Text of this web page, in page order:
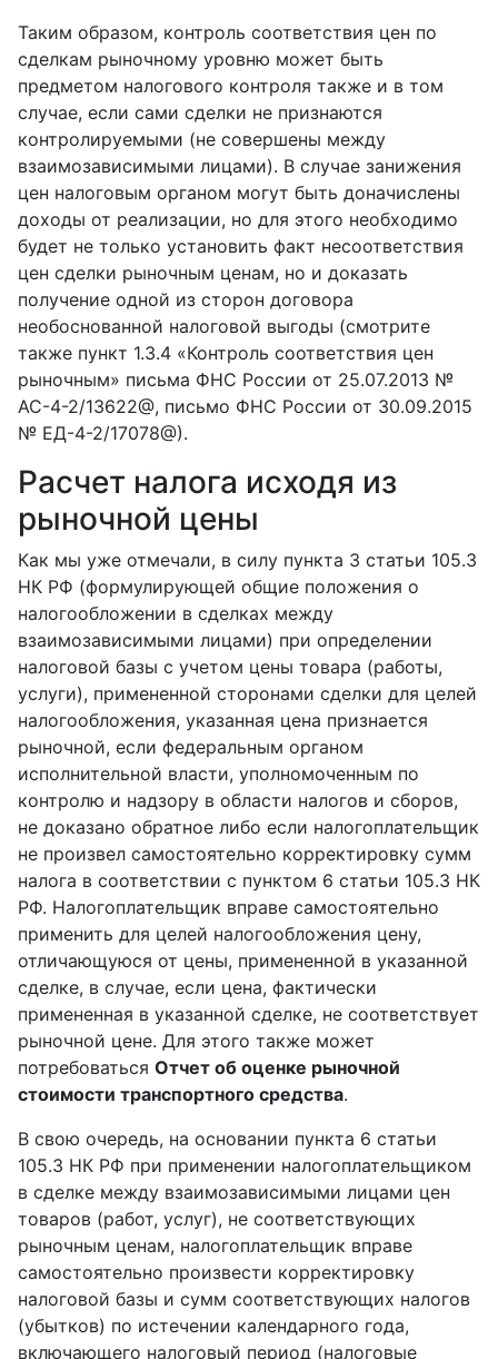
Таким образом, контроль соответствия цен по
сделкам рыночному уровню может быть
предметом налогового контроля также и в том
случае, если сами сделки не признаются
контролируемыми (не совершены между
взаимозависимыми лицами). В случае занижения
цен налоговым органом могут быть доначислены
доходы от реализации, но для этого необходимо
будет не только установить факт несоответствия
цен сделки рыночным ценам, но и доказать
получение одной из сторон договора
необоснованной налоговой выгоды (смотрите
также пункт 1.3.4 «Контроль соответствия цен
рыночным» письма ФНС России от 25.07.2013 №
АС-4-2/13622@, письмо ФНС России от 30.09.2015
№ ЕД-4-2/17078@).
Расчет налога исходя из
рыночной цены
Как мы уже отмечали, в силу пункта 3 статьи 105.3
НК РФ (формулирующей общие положения о
налогообложении в сделках между
взаимозависимыми лицами) при определении
налоговой базы с учетом цены товара (работы,
услуги), примененной сторонами сделки для целей
налогообложения, указанная цена признается
рыночной, если федеральным органом
исполнительной власти, уполномоченным по
контролю и надзору в области налогов и сборов,
не доказано обратное либо если налогоплательщик
не произвел самостоятельно корректировку сумм
налога в соответствии с пунктом 6 статьи 105.3 НК
РФ. Налогоплательщик вправе самостоятельно
применить для целей налогообложения цену,
отличающуюся от цены, примененной в указанной
сделке, в случае, если цена, фактически
примененная в указанной сделке, не соответствует
рыночной цене. Для этого также может
потребоваться Отчет об оценке рыночной
стоимости транспортного средства.
В свою очередь, на основании пункта 6 статьи
105.3 НК РФ при применении налогоплательщиком
в сделке между взаимозависимыми лицами цен
товаров (работ, услуг), не соответствующих
рыночным ценам, налогоплательщик вправе
самостоятельно произвести корректировку
налоговой базы и сумм соответствующих налогов
(убытков) по истечении календарного года,
включающего налоговый период (налоговые